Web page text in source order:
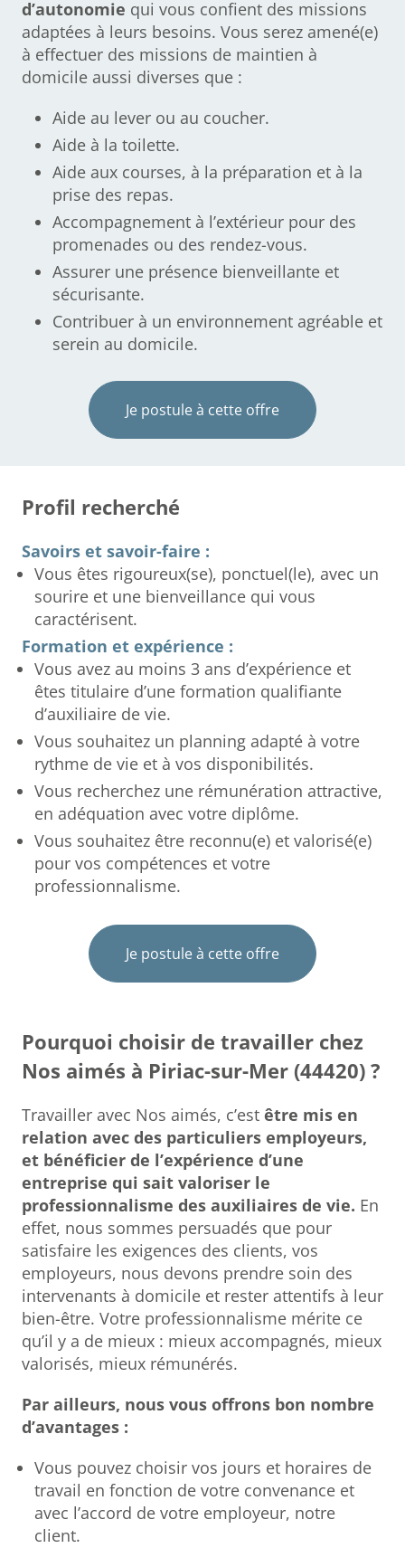
d’autonomie qui vous confient des missions
adaptées à leurs besoins. Vous serez amené(e)
à effectuer des missions de maintien à
domicile aussi diverses que :
Aide au lever ou au coucher.
Aide à la toilette.
Aide aux courses, à la préparation et à la
prise des repas.
Accompagnement à l’extérieur pour des
promenades ou des rendez-vous.
Assurer une présence bienveillante et
sécurisante.
Contribuer à un environnement agréable et
serein au domicile.
Je postule à cette offre
Profil recherché
Savoirs et savoir-faire :
Vous êtes rigoureux(se), ponctuel(le), avec un
sourire et une bienveillance qui vous
caractérisent.
Formation et expérience :
Vous avez au moins 3 ans d’expérience et
êtes titulaire d’une formation qualifiante
d’auxiliaire de vie.
Vous souhaitez un planning adapté à votre
rythme de vie et à vos disponibilités.
Vous recherchez une rémunération attractive,
en adéquation avec votre diplôme.
Vous souhaitez être reconnu(e) et valorisé(e)
pour vos compétences et votre
professionnalisme.
Je postule à cette offre
Pourquoi choisir de travailler chez
Nos aimés à Piriac-sur-Mer (44420) ?
Travailler avec Nos aimés, c’est être mis en
relation avec des particuliers employeurs,
et bénéficier de l’expérience d’une
entreprise qui sait valoriser le
professionnalisme des auxiliaires de vie. En
effet, nous sommes persuadés que pour
satisfaire les exigences des clients, vos
employeurs, nous devons prendre soin des
intervenants à domicile et rester attentifs à leur
bien-être. Votre professionnalisme mérite ce
qu’il y a de mieux : mieux accompagnés, mieux
valorisés, mieux rémunérés.
Par ailleurs, nous vous offrons bon nombre
d’avantages :
Vous pouvez choisir vos jours et horaires de
travail en fonction de votre convenance et
avec l’accord de votre employeur, notre
client.